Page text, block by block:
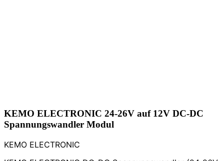
KEMO ELECTRONIC 24-26V auf 12V DC-DC
Spannungswandler Modul
KEMO ELECTRONIC